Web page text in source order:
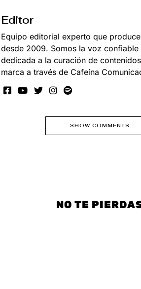
Editor
Equipo editorial experto que
desde 2009. Somos la voz confiable
dedicada a la curación de
marca a través de Cafeína
SHOW COMMENTS
NO TE